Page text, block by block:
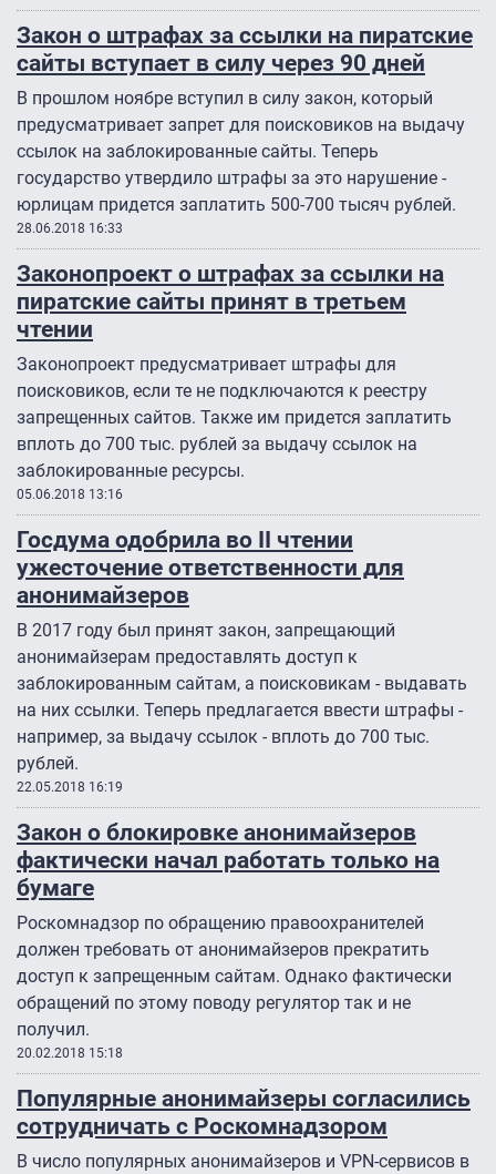
Закон о штрафах за ссылки на пиратские
сайты вступает в силу через 90 дней
В прошлом ноябре вступил в силу закон, который
предусматривает запрет для поисковиков на выдачу
ссылок на заблокированные сайты. Теперь
государство утвердило штрафы за это нарушение -
юрлицам придется заплатить 500-700 тысяч рублей.
28.06.2018 16:33
Законопроект о штрафах за ссылки на
пиратские сайты принят в третьем
чтении
Законопроект предусматривает штрафы для
поисковиков, если те не подключаются к реестру
запрещенных сайтов. Также им придется заплатить
вплоть до 700 тыс. рублей за выдачу ссылок на
заблокированные ресурсы.
05.06.2018 13:16
Госдума одобрила во II чтении
ужесточение ответственности для
анонимайзеров
В 2017 году был принят закон, запрещающий
анонимайзерам предоставлять доступ к
заблокированным сайтам, а поисковикам - выдавать
на них ссылки. Теперь предлагается ввести штрафы -
например, за выдачу ссылок - вплоть до 700 тыс.
рублей.
22.05.2018 16:19
Закон о блокировке анонимайзеров
фактически начал работать только на
бумаге
Роскомнадзор по обращению правоохранителей
должен требовать от анонимайзеров прекратить
доступ к запрещенным сайтам. Однако фактически
обращений по этому поводу регулятор так и не
получил.
20.02.2018 15:18
Популярные анонимайзеры согласились
сотрудничать с Роскомнадзором
В число популярных анонимайзеров и VPN-сервисов в